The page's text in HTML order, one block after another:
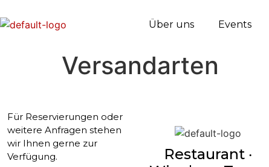
Über uns Events
Versandarten
Für Reservierungen oder
weitere Anfragen stehen
wir Ihnen gerne zur
Verfügung.
Restaurant ‧